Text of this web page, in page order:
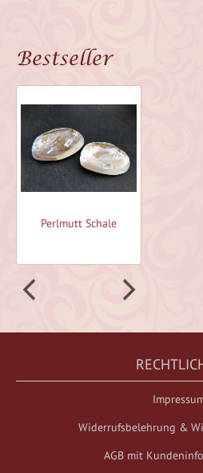
Bestseller
Perlmutt Schale
Widerrufsbelehrung &
AGB mit